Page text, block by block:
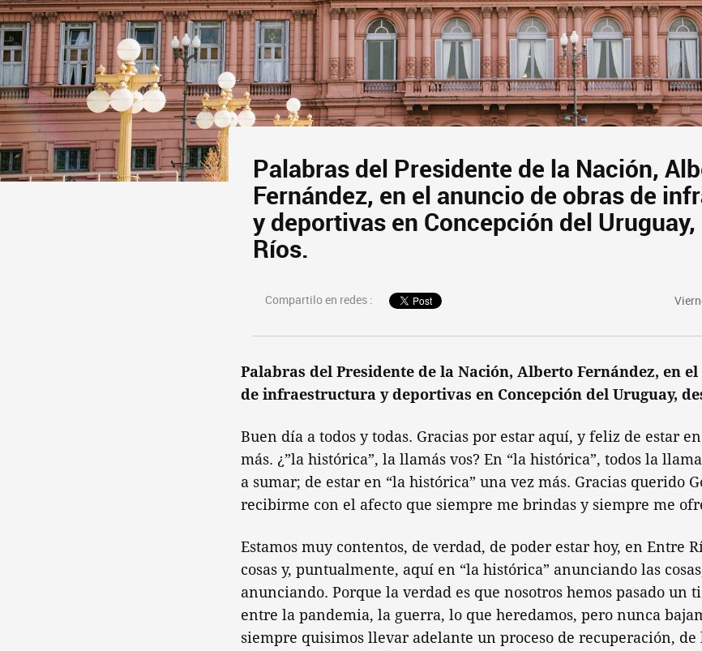
Palabras del Presidente de la Nación,
Fernández, en el anuncio de obras de
y deportivas en Concepción del
Ríos.
Compartilo en redes :
Palabras del Presidente de la Nación, Alberto Fernández, en
de infraestructura y deportivas en Concepción del Uruguay,
Buen día a todos y todas. Gracias por estar aquí, y feliz de estar
más. ¿”la histórica”, la llamás vos? En “la histórica”, todos la
a sumar; de estar en “la histórica” una vez más. Gracias querido
recibirme con el afecto que siempre me brindas y siempre me
Estamos muy contentos, de verdad, de poder estar hoy, en Entre
cosas y, puntualmente, aquí en “la histórica” anunciando las
anunciando. Porque la verdad es que nosotros hemos pasado un
entre la pandemia, la guerra, lo que heredamos, pero nunca
siempre quisimos llevar adelante un proceso de recuperación,